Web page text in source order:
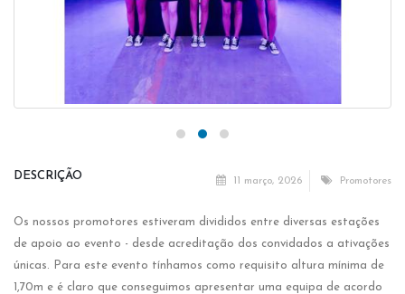
11 março, 2026 Promotores
DESCRIÇÃO
Os nossos promotores estiveram divididos entre diversas estações
de apoio ao evento - desde acreditação dos convidados a ativações
únicas. Para este evento tínhamos como requisito altura mínima de
1,70m e é claro que conseguimos apresentar uma equipa de acordo